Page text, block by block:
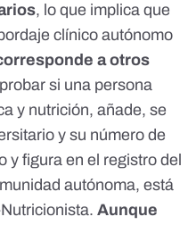
, lo que implica que
clínico autónomo
a otros
si una persona
y nutrición, añade, se
y su número de
y figura en el registro del
autónoma, está
Aunque